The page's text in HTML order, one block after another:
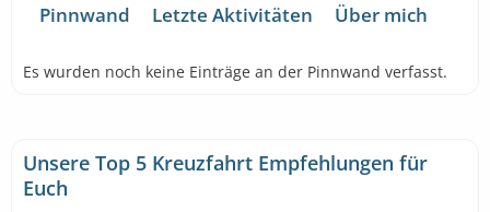
Pinnwand Letzte Aktivitäten Über mich
Es wurden noch keine Einträge an der Pinnwand verfasst.
Unsere Top 5 Kreuzfahrt Empfehlungen für
Euch